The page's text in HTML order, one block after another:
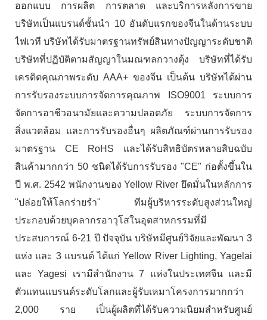
ออกแบบ การผลิต การตลาด และบริการหลังการขาย
บริษัทเป็นแบรนด์ชั้นนำ 10 อันดับแรกของจีนในด้านระบบ
ไฟเวที บริษัทได้รับมาตรฐานทรัพย์สินทางปัญญาระดับชาติ
บริษัทที่ปฏิบัติตามสัญญาในมณฑลกวางตุ้ง บริษัทที่ได้รับ
เครดิตคุณภาพระดับ AAA+ ของจีน เป็นต้น บริษัทได้ผ่าน
การรับรองระบบการจัดการคุณภาพ ISO9001 ระบบการ
จัดการอาชีวอนามัยและความปลอดภัย ระบบการจัดการ
สิ่งแวดล้อม และการรับรองอื่นๆ ผลิตภัณฑ์ผ่านการรับรอง
มาตรฐาน CE RoHS และได้รับสิทธิบัตรหลายสิบฉบับ
สินค้ามากกว่า 50 ชนิดได้รับการรับรอง "CE" ก่อตั้งขึ้นใน
ปี พ.ศ. 2542 พนักงานของ Yellow River ยึดมั่นในหลักการ
"ปล่อยให้โลกร่ายรำ" ทีมผู้บริหารระดับสูงส่วนใหญ่
ประกอบด้วยบุคลากรอาวุโสในอุตสาหกรรมที่มี
ประสบการณ์ 6-21 ปี ปัจจุบัน บริษัทมีศูนย์วิจัยและพัฒนา 3
แห่ง และ 3 แบรนด์ ได้แก่ Yellow River Lighting, Yagelai
และ Yagesi เรามีสำนักงาน 7 แห่งในประเทศจีน และมี
ตัวแทนแบรนด์ระดับโลกและผู้รับเหมาโครงการมากกว่า
2,000 ราย เป็นผู้ผลิตที่ได้รับความนิยมสำหรับศูนย์